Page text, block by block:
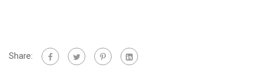
Share: